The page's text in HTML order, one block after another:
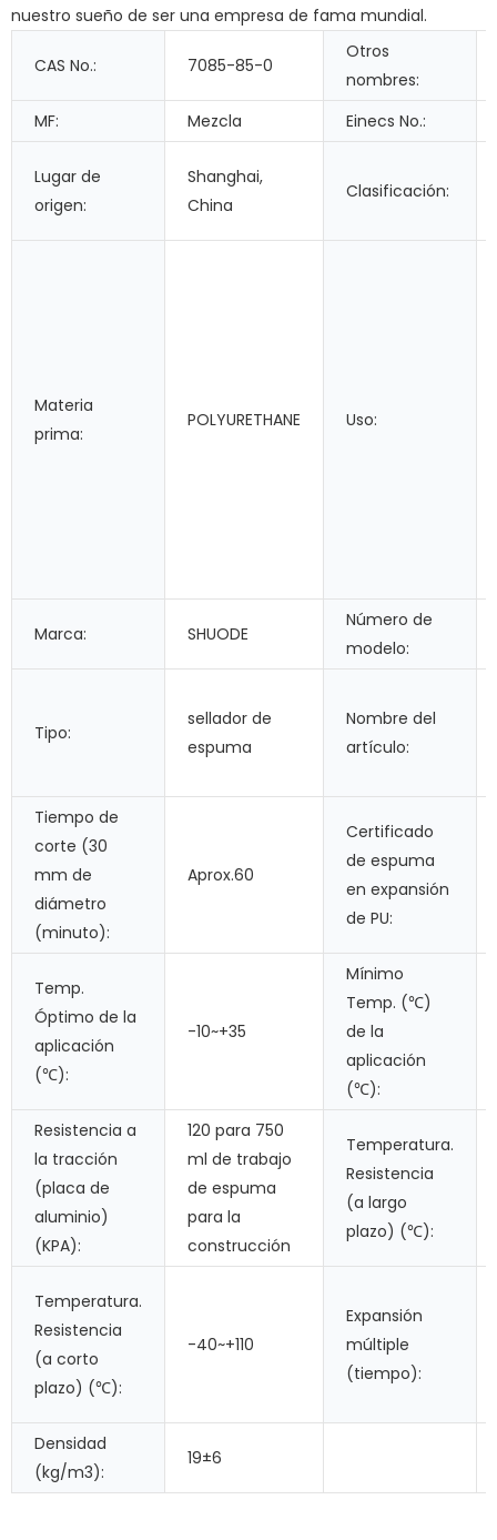
nuestro sueño de ser una empresa de fama mundial.
CAS No.: 7085-85-0
Otros
nombres:
MF:
Mezcla Einecs No.:
Lugar de
origen:
Shanghai,
China
Clasificación:
Materia
prima:
POLYURETHANE Uso:
Marca: SHUODE
Número de
modelo:
Tipo:
sellador de
espuma
Nombre del
artículo:
Tiempo de
corte (30
mm de
diámetro
(minuto):
Aprox.60
Certificado
de espuma
en expansión
de PU:
Temp.
Óptimo de la
aplicación
(℃):
-10~+35
Mínimo
Temp. (℃)
de la
aplicación
(℃):
Resistencia a
la tracción
(placa de
aluminio)
(KPA):
120 para 750
ml de trabajo
de espuma
para la
construcción
Temperatura.
Resistencia
(a largo
plazo) (℃):
Temperatura.
Resistencia
(a corto
plazo) (℃):
-40~+110
Expansión
múltiple
(tiempo):
Densidad
(kg/m3):
19±6